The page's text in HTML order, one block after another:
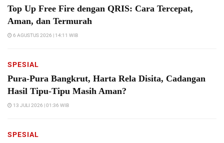
Top Up Free Fire dengan QRIS: Cara Tercepat,
Aman, dan Termurah
6 AGUSTUS 2026 | 14:11 WIB
SPESIAL
Pura-Pura Bangkrut, Harta Rela Disita, Cadangan
Hasil Tipu-Tipu Masih Aman?
13 JULI 2026 | 01:36 WIB
SPESIAL